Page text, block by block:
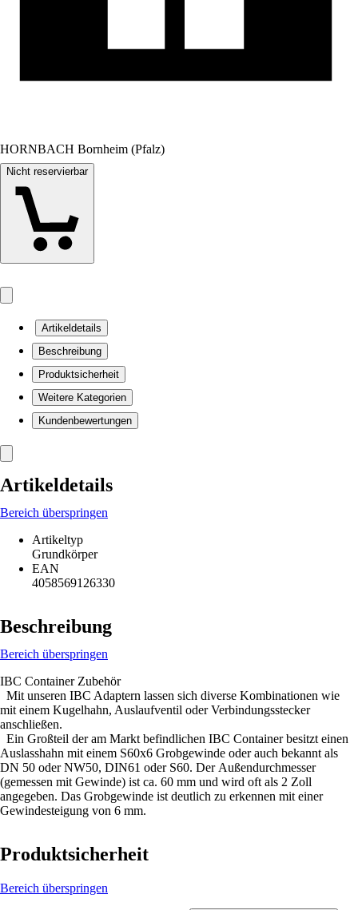
HORNBACH Bornheim (Pfalz)
Nicht reservierbar
Artikeldetails
Beschreibung
Produktsicherheit
Weitere Kategorien
Kundenbewertungen
Artikeldetails
Bereich überspringen
Artikeltyp
Grundkörper
EAN
4058569126330
Beschreibung
Bereich überspringen
IBC Container Zubehör
Mit unseren IBC Adaptern lassen sich diverse Kombinationen wie
mit einem Kugelhahn, Auslaufventil oder Verbindungsstecker
anschließen.
Ein Großteil der am Markt befindlichen IBC Container besitzt einen
Auslasshahn mit einem S60x6 Grobgewinde oder auch bekannt als
DN 50 oder NW50, DIN61 oder S60. Der Außendurchmesser
(gemessen mit Gewinde) ist ca. 60 mm und wird oft als 2 Zoll
angegeben. Das Grobgewinde ist deutlich zu erkennen mit einer
Gewindesteigung von 6 mm.
Produktsicherheit
Bereich überspringen